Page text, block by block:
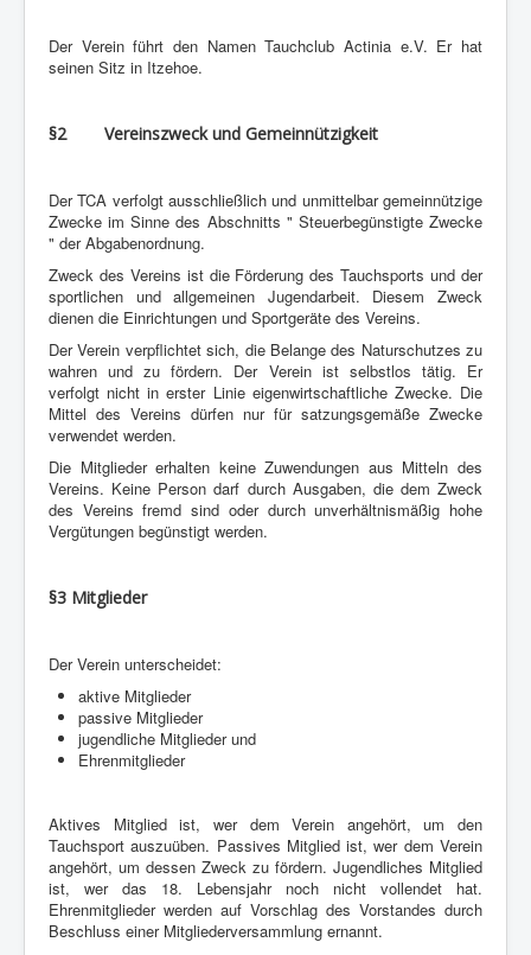
Der Verein führt den Namen Tauchclub Actinia e.V. Er hat
seinen Sitz in Itzehoe.
§2 Vereinszweck und Gemeinnützigkeit
Der TCA verfolgt ausschließlich und unmittelbar gemeinnützige
Zwecke im Sinne des Abschnitts " Steuerbegünstigte Zwecke
" der Abgabenordnung.
Zweck des Vereins ist die Förderung des Tauchsports und der
sportlichen und allgemeinen Jugendarbeit. Diesem Zweck
dienen die Einrichtungen und Sportgeräte des Vereins.
Der Verein verpflichtet sich, die Belange des Naturschutzes zu
wahren und zu fördern. Der Verein ist selbstlos tätig. Er
verfolgt nicht in erster Linie eigenwirtschaftliche Zwecke. Die
Mittel des Vereins dürfen nur für satzungsgemäße Zwecke
verwendet werden.
Die Mitglieder erhalten keine Zuwendungen aus Mitteln des
Vereins. Keine Person darf durch Ausgaben, die dem Zweck
des Vereins fremd sind oder durch unverhältnismäßig hohe
Vergütungen begünstigt werden.
§3 Mitglieder
Der Verein unterscheidet:
aktive Mitglieder
passive Mitglieder
jugendliche Mitglieder und
Ehrenmitglieder
Aktives Mitglied ist, wer dem Verein angehört, um den
Tauchsport auszuüben. Passives Mitglied ist, wer dem Verein
angehört, um dessen Zweck zu fördern. Jugendliches Mitglied
ist, wer das 18. Lebensjahr noch nicht vollendet hat.
Ehrenmitglieder werden auf Vorschlag des Vorstandes durch
Beschluss einer Mitgliederversammlung ernannt.